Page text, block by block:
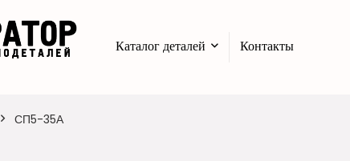
Каталог деталей Контакты
СП5-35А